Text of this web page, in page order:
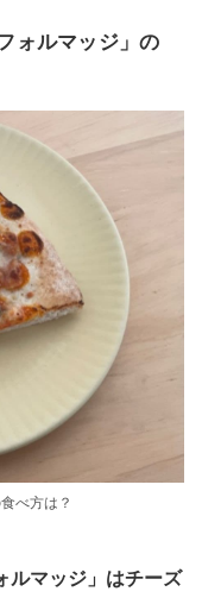
ォルマッジ」の
べ方は？
ルマッジ」はチーズ